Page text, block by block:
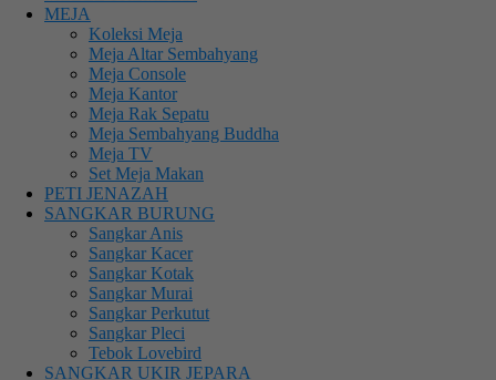
MEJA
Koleksi Meja
Meja Altar Sembahyang
Meja Console
Meja Kantor
Meja Rak Sepatu
Meja Sembahyang Buddha
Meja TV
Set Meja Makan
PETI JENAZAH
SANGKAR BURUNG
Sangkar Anis
Sangkar Kacer
Sangkar Kotak
Sangkar Murai
Sangkar Perkutut
Sangkar Pleci
Tebok Lovebird
SANGKAR UKIR JEPARA